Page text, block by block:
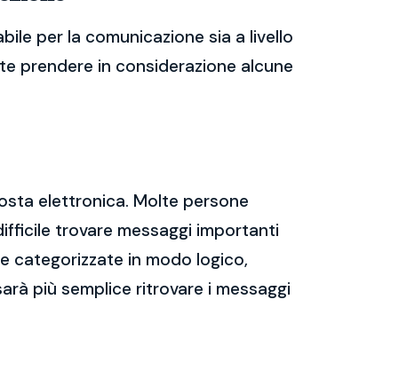
per la comunicazione sia a livello
prendere in considerazione alcune
elettronica. Molte persone
trovare messaggi importanti
categorizzate in modo logico,
più semplice ritrovare i messaggi